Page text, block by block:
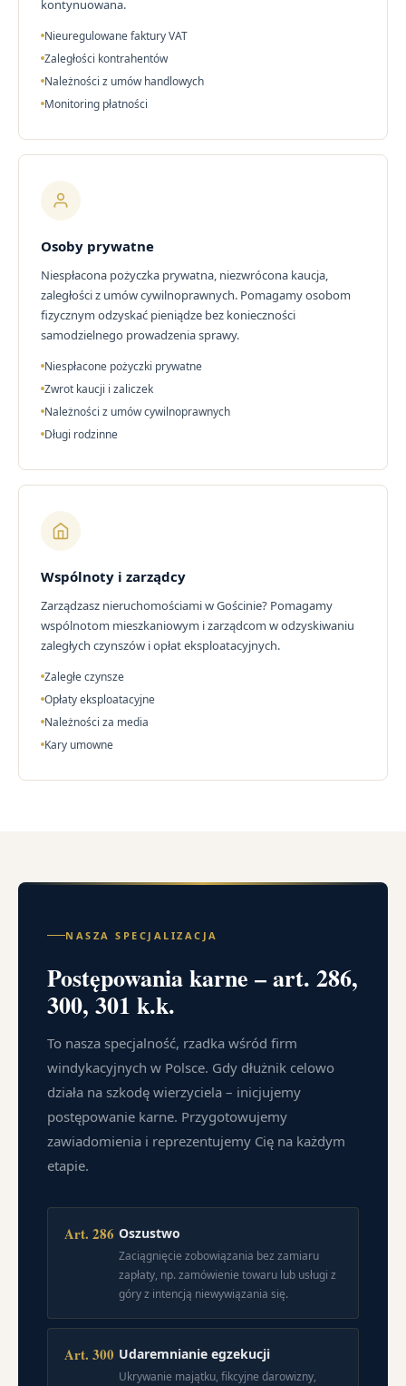
kontynuowana.
Nieuregulowane faktury VAT
Zaległości kontrahentów
Należności z umów handlowych
Monitoring płatności
Osoby prywatne
Niespłacona pożyczka prywatna, niezwrócona kaucja,
zaległości z umów cywilnoprawnych. Pomagamy osobom
fizycznym odzyskać pieniądze bez konieczności
samodzielnego prowadzenia sprawy.
Niespłacone pożyczki prywatne
Zwrot kaucji i zaliczek
Należności z umów cywilnoprawnych
Długi rodzinne
Wspólnoty i zarządcy
Zarządzasz nieruchomościami w Gościnie? Pomagamy
wspólnotom mieszkaniowym i zarządcom w odzyskiwaniu
zaległych czynszów i opłat eksploatacyjnych.
Zaległe czynsze
Opłaty eksploatacyjne
Należności za media
Kary umowne
NASZA SPECJALIZACJA
Postępowania karne – art. 286,
300, 301 k.k.
To nasza specjalność, rzadka wśród firm
windykacyjnych w Polsce. Gdy dłużnik celowo
działa na szkodę wierzyciela – inicjujemy
postępowanie karne. Przygotowujemy
zawiadomienia i reprezentujemy Cię na każdym
etapie.
Art. 286 Oszustwo
Zaciągnięcie zobowiązania bez zamiaru
zapłaty, np. zamówienie towaru lub usługi z
góry z intencją niewywiązania się.
Art. 300 Udaremnianie egzekucji
Ukrywanie majątku, fikcyjne darowizny,